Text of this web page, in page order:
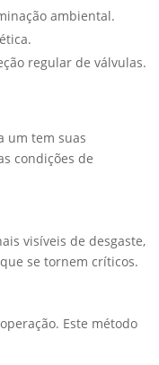
ambiental.
regular de válvulas.
um tem suas
condições de
visíveis de desgaste,
se tornem críticos.
Este método